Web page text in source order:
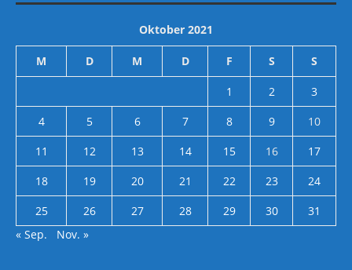
Oktober 2021
M D M D F S S
1 2
3
4
5 6 7 8 9
10
11
12 13 14 15 16
17
18
19 20 21 22 23
24
25
26 27 28 29 30
31
« Sep.
Nov. »